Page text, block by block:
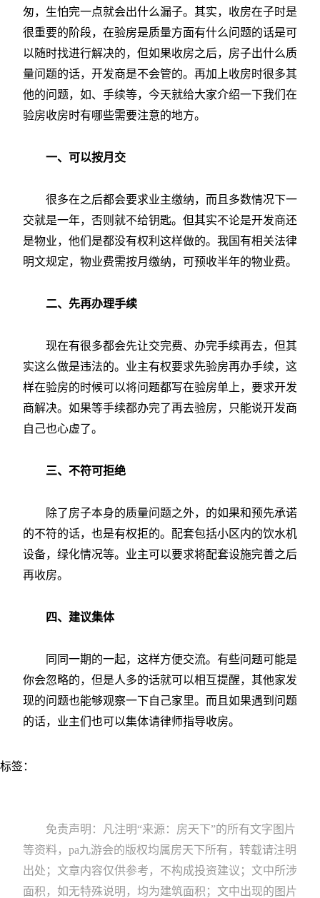
匆，生怕完一点就会出什么漏子。其实，收房在子时是
很重要的阶段，在验房是质量方面有什么问题的话是可
以随时找进行解决的，但如果收房之后，房子出什么质
量问题的话，开发商是不会管的。再加上收房时很多其
他的问题，如、手续等，今天就给大家介绍一下我们在
验房收房时有哪些需要注意的地方。
一、可以按月交
很多在之后都会要求业主缴纳，而且多数情况下一
交就是一年，否则就不给钥匙。但其实不论是开发商还
是物业，他们是都没有权利这样做的。我国有相关法律
明文规定，物业费需按月缴纳，可预收半年的物业费。
二、先再办理手续
现在有很多都会先让交完费、办完手续再去，但其
实这么做是违法的。业主有权要求先验房再办手续，这
样在验房的时候可以将问题都写在验房单上，要求开发
商解决。如果等手续都办完了再去验房，只能说开发商
自己也心虚了。
三、不符可拒绝
除了房子本身的质量问题之外，的如果和预先承诺
的不符的话，也是有权拒的。配套包括小区内的饮水机
设备，绿化情况等。业主可以要求将配套设施完善之后
再收房。
四、建议集体
同同一期的一起，这样方便交流。有些问题可能是
你会忽略的，但是人多的话就可以相互提醒，其他家发
现的问题也能够观察一下自己家里。而且如果遇到问题
的话，业主们也可以集体请律师指导收房。
标签：
免责声明：凡注明“来源：房天下”的所有文字图片
等资料，pa九游会的版权均属房天下所有，转载请注明
出处；文章内容仅供参考，不构成投资建议；文中所涉
面积，如无特殊说明，均为建筑面积；文中出现的图片